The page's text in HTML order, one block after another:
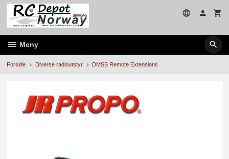
Gå
innholdet
Meny
Forside Diverse radioutstyr DMSS Remote Extensions